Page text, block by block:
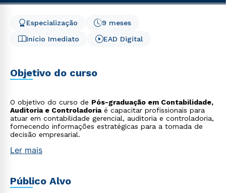
Início Imediato
9 meses
Especialização
EAD Digital
Objetivo do curso
O objetivo do curso de Pós-graduação em Contabilidade,
Auditoria e Controladoriaé capacitar profissionais para
atuar em contabilidade gerencial, auditoria e controladoria,
fornecendo informações estratégicas para a tomada de
decisão empresarial.
Ler mais
Público Alvo